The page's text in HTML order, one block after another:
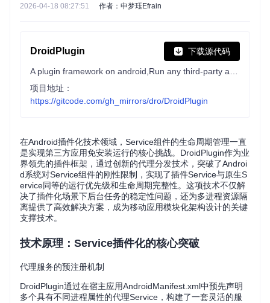
2026-04-18 08:27:51 作者：申梦珏Efrain
DroidPlugin 下载源代码
项目地址：
https://gitcode.com/gh_mirrors/dro/DroidPlugin
在Android插件化技术领域，Service组件的生命周期管理一直
是实现第三方应用免安装运行的核心挑战。DroidPlugin作为业
界领先的插件框架，通过创新的代理分发技术，突破了Androi
d系统对Service组件的刚性限制，实现了插件Service与原生S
ervice同等的运行优先级和生命周期完整性。这项技术不仅解
决了插件化场景下后台任务的稳定性问题，还为多进程资源隔
离提供了高效解决方案，成为移动应用模块化架构设计的关键
支撑技术。
技术原理：Service插件化的核心突破
代理服务的预注册机制
DroidPlugin通过在宿主应用AndroidManifest.xml中预先声明
多个具有不同进程属性的代理Service，构建了一套灵活的服